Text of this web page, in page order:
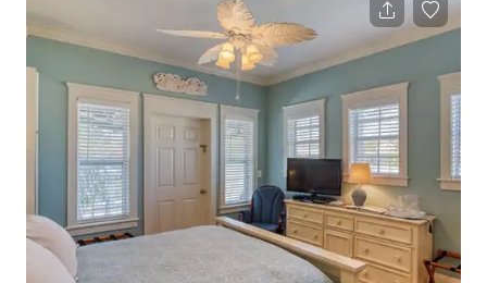
besoins de base fournis. Il y a un salon spacieux avec un lit de
jour, une chambre séparée avec un lit king-size et une salle
de bain avec douche au-dessus de la baignoire. Elle est située